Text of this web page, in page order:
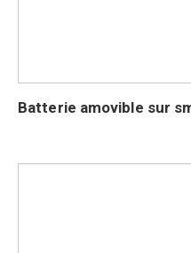
Batterie amovible sur